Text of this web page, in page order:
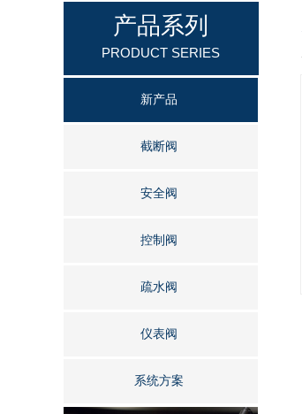
按钮文本
产品系列
PRODUCT SERIES
新产品
截断阀
安全阀
控制阀
疏水阀
仪表阀
系统方案